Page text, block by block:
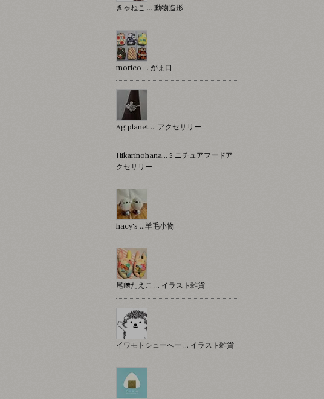
きゃねこ … 動物造形
morico … がま口
Ag planet … アクセサリー
Hikarinohana…ミニチュアフードア
クセサリー
hacy's …羊毛小物
尾﨑たえこ … イラスト雑貨
イワモトシューへー … イラスト雑貨